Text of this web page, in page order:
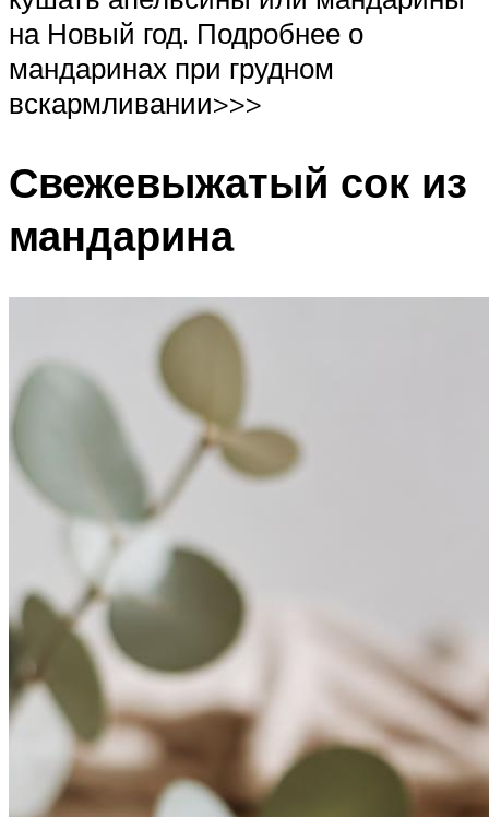
на Новый год. Подробнее о
мандаринах при грудном
вскармливании>>>
Свежевыжатый сок из
мандарина